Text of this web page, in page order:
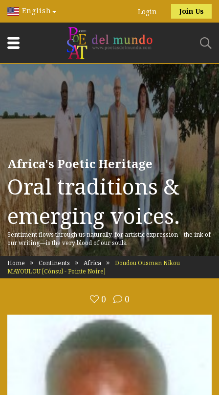
English Login Join Us
Africa's Poetic Heritage
Oral traditions &
emerging voices.
Sentiment flows through us naturally, for artistic expression—the ink of
our writing—is the very blood of our souls.
Home Continents Africa
Doudou Ousman Nikou
MAYOULOU [Cónsul - Pointe Noire]
0 0